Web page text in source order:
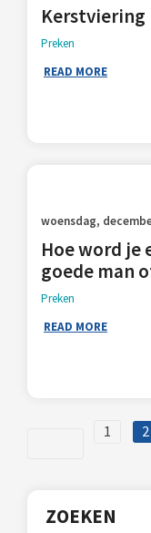
Kerstviering
Preken
READ MORE
woensdag,
Hoe word je
goede man
Preken
READ MORE
1 2
ZOEKEN